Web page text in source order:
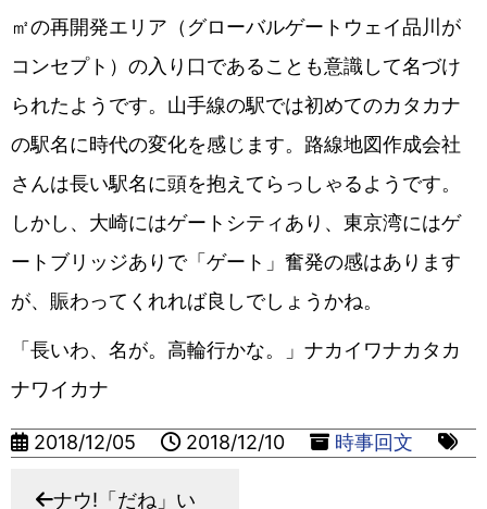
㎡の再開発エリア（グローバルゲートウェイ品川が
コンセプト）の入り口であることも意識して名づけ
られたようです。山手線の駅では初めてのカタカナ
の駅名に時代の変化を感じます。路線地図作成会社
さんは長い駅名に頭を抱えてらっしゃるようです。
しかし、大崎にはゲートシティあり、東京湾にはゲ
ートブリッジありで「ゲート」奮発の感はあります
が、賑わってくれれば良しでしょうかね。
「長いわ、名が。高輪行かな。」ナカイワナカタカ
ナワイカナ
2018/12/05 2018/12/10 時事回文
ナウ!「だね」い